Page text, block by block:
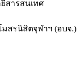
สารสนเทศ
สรนิสิตจุฬาฯ (อบจ.)